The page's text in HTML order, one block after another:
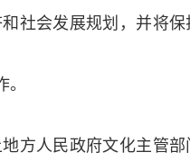
社会发展规划，并将保
方人民政府文化主管部